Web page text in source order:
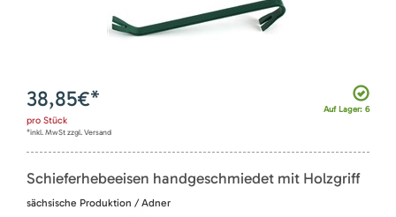
Auf Lager: 6
38,85€*
pro Stück
*inkl. MwSt zzgl. Versand
Schieferhebeeisen handgeschmiedet mit Holzgriff
sächsische Produktion / Adner